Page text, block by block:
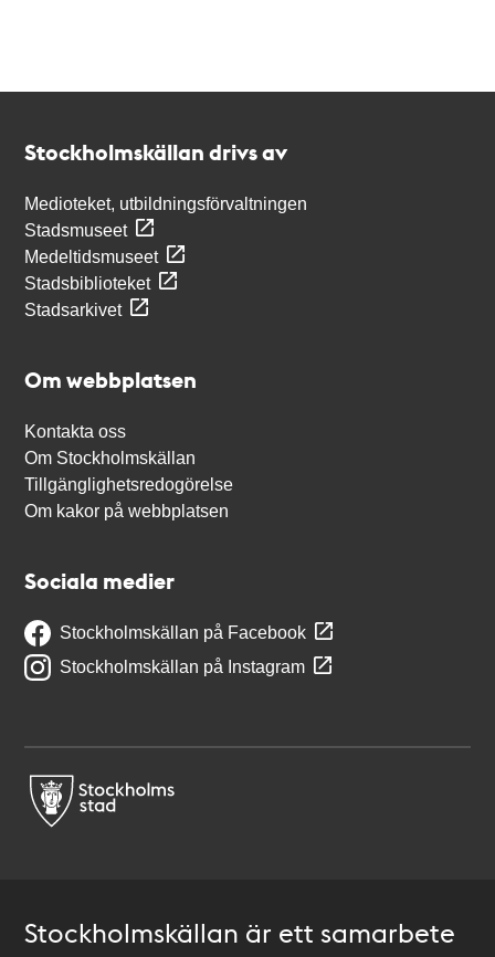
Stockholmskällan drivs av
Medioteket, utbildningsförvaltningen
Stadsmuseet
Medeltidsmuseet
Stadsbiblioteket
Stadsarkivet
Om webbplatsen
Kontakta oss
Om Stockholmskällan
Tillgänglighetsredogörelse
Om kakor på webbplatsen
Sociala medier
Stockholmskällan på Facebook
Stockholmskällan på Instagram
Stockholmskällan är ett samarbete